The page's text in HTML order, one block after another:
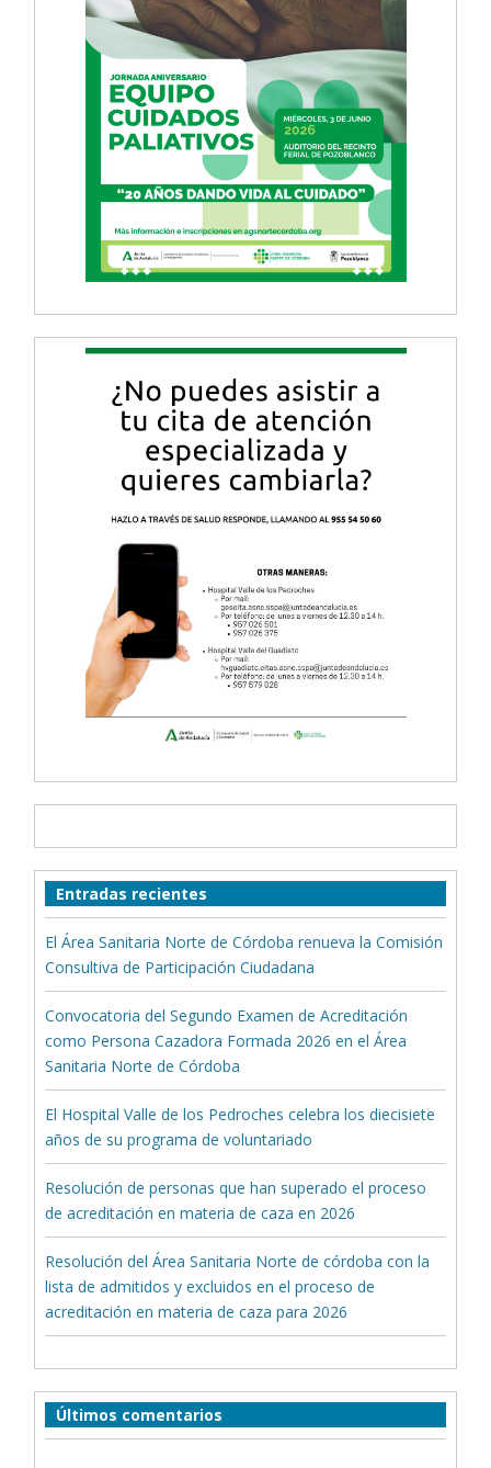
Entradas recientes
El Área Sanitaria Norte de Córdoba renueva la Comisión
Consultiva de Participación Ciudadana
Convocatoria del Segundo Examen de Acreditación
como Persona Cazadora Formada 2026 en el Área
Sanitaria Norte de Córdoba
El Hospital Valle de los Pedroches celebra los diecisiete
años de su programa de voluntariado
Resolución de personas que han superado el proceso
de acreditación en materia de caza en 2026
Resolución del Área Sanitaria Norte de córdoba con la
lista de admitidos y excluidos en el proceso de
acreditación en materia de caza para 2026
Últimos comentarios